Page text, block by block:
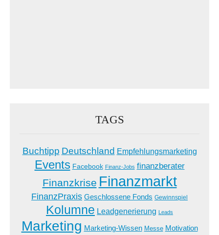
TAGS
Buchtipp Deutschland Empfehlungsmarketing
Events Facebook Finanz-Jobs finanzberater
Finanzkrise Finanzmarkt
FinanzPraxis Geschlossene Fonds Gewinnspiel
Kolumne Leadgenerierung Leads
Marketing Marketing-Wissen Messe Motivation